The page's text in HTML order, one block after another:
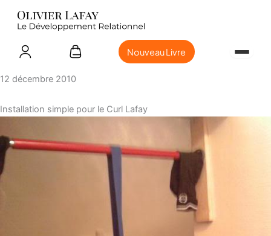
Nouveau Livre
12 décembre 2010
Installation simple pour le Curl Lafay